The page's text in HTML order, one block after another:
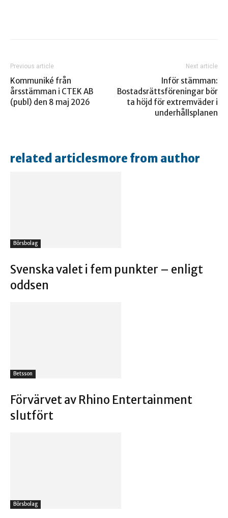
Previous article
Kommuniké från
årsstämman i CTEK AB
(publ) den 8 maj 2026
Next article
Inför stämman:
Bostadsrättsföreningar bör
ta höjd för extremväder i
underhållsplanen
related articlesmore from author
Börsbolag
Svenska valet i fem punkter – enligt
oddsen
Betsson
Förvärvet av Rhino Entertainment
slutfört
Börsbolag